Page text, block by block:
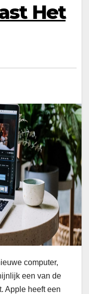
Het
computer,
een van de
Apple heeft een